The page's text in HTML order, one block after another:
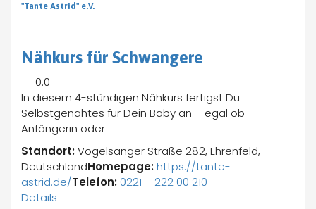
"Tante Astrid" e.V.
Nähkurs für Schwangere
0.0
In diesem 4-stündigen Nähkurs fertigst Du
Selbstgenähtes für Dein Baby an – egal ob
Anfängerin oder
Standort:Vogelsanger Straße 282, Ehrenfeld,
DeutschlandHomepage:https://tante-
astrid.de/Telefon:0221 – 222 00 210
Details